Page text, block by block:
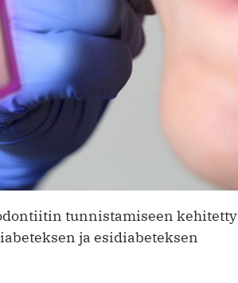
tunnistamiseen kehitetty
ja esidiabeteksen